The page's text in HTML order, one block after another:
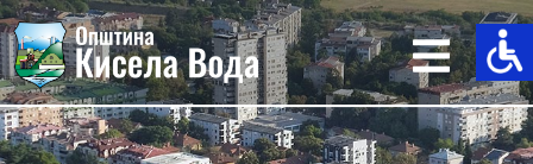
Skip
to
content